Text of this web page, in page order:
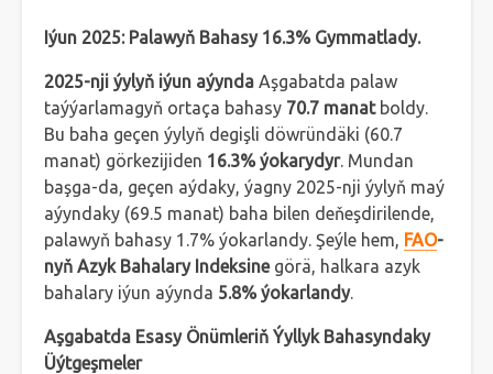
Iýun 2025: Palawyň Bahasy 16.3% Gymmatlady.
2025-nji ýylyň iýun aýynda Aşgabatda palaw
taýýarlamagyň ortaça bahasy 70.7 manatboldy.
Bu baha geçen ýylyň degişli döwründäki (60.7
manat) görkezijiden 16.3% ýokarydyr. Mundan
başga-da, geçen aýdaky, ýagny 2025-nji ýylyň maý
aýyndaky (69.5 manat) baha bilen deňeşdirilende,
palawyň bahasy 1.7% ýokarlandy. Şeýle hem, FAO-
nyň Azyk Bahalary Indeksinegörä, halkara azyk
bahalary iýun aýynda 5.8% ýokarlandy.
Aşgabatda Esasy Önümleriň Ýyllyk Bahasyndaky
Üýtgeşmeler